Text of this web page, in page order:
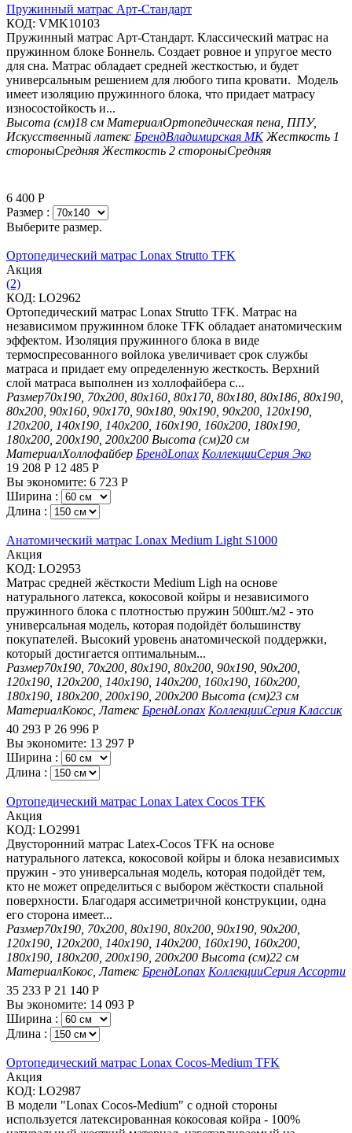
Пружинный матрас Арт-Стандарт
КОД: VMK10103
Пружинный матрас Арт-Стандарт. Классический матрас на
пружинном блоке Боннель. Создает ровное и упругое место
для сна. Матрас обладает средней жесткостью, и будет
универсальным решением для любого типа кровати. Модель
имеет изоляцию пружинного блока, что придает матрасу
износостойкость и...
Высота (см)18 см МатериалОртопедическая пена, ППУ,
Искусственный латекс БрендВладимирская МК Жесткость 1
стороныСредняя Жесткость 2 стороныСредняя
6 400 Р
Размер :
Выберите размер.
Ортопедический матрас Lonax Strutto TFK
Aкция
(2)
КОД: LO2962
Ортопедический матрас Lonax Strutto TFK. Матрас на
независимом пружинном блоке TFK обладает анатомическим
эффектом. Изоляция пружинного блока в виде
термоспресованного войлока увеличивает срок службы
матраса и придает ему определенную жесткость. Верхний
слой матраса выполнен из холлофайбера с...
Размер70х190, 70х200, 80х160, 80х170, 80х180, 80х186, 80х190,
80х200, 90х160, 90х170, 90х180, 90х190, 90х200, 120х190,
120х200, 140х190, 140х200, 160х190, 160х200, 180х190,
180х200, 200х190, 200х200 Высота (см)20 см
МатериалХоллофайбер БрендLonax КоллекцииСерия Эко
19 208 Р 12 485 Р
Вы экономите: 6 723 Р
Ширина :
Длина :
Анатомический матрас Lonax Medium Light S1000
Aкция
КОД: LO2953
Матрас средней жёсткости Medium Ligh на основе
натурального латекса, кокосовой койры и независимого
пружинного блока с плотностью пружин 500шт./м2 - это
универсальная модель, которая подойдёт большинству
покупателей. Высокий уровень анатомической поддержки,
который достигается оптимальным...
Размер70х190, 70х200, 80х190, 80х200, 90х190, 90х200,
120х190, 120х200, 140х190, 140х200, 160х190, 160х200,
180х190, 180х200, 200х190, 200х200 Высота (см)23 см
МатериалКокос, Латекс БрендLonax КоллекцииСерия Классик
40 293 Р 26 996 Р
Вы экономите: 13 297 Р
Ширина :
Длина :
Ортопедический матрас Lonax Latex Cocos TFK
Aкция
КОД: LO2991
Двусторонний матрас Latex-Cocos TFK на основе
натурального латекса, кокосовой койры и блока независимых
пружин - это универсальная модель, которая подойдёт тем,
кто не может определиться с выбором жёсткости спальной
поверхности. Благодаря ассиметричной конструкции, одна
его сторона имеет...
Размер70х190, 70х200, 80х190, 80х200, 90х190, 90х200,
120х190, 120х200, 140х190, 140х200, 160х190, 160х200,
180х190, 180х200, 200х190, 200х200 Высота (см)22 см
МатериалКокос, Латекс БрендLonax КоллекцииСерия Ассорти
35 233 Р 21 140 Р
Вы экономите: 14 093 Р
Ширина :
Длина :
Ортопедический матрас Lonax Cocos-Medium TFK
Aкция
КОД: LO2987
В модели "Lonax Cocos-Medium" с одной стороны
используется латексированная кокосовая койра - 100%